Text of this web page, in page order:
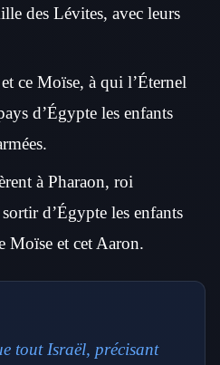
des Lévites, avec leurs
ce Moïse, à qui l’Éternel
d’Égypte les enfants
à Pharaon, roi
d’Égypte les enfants
Moïse et cet Aaron.
tout Israël, précisant